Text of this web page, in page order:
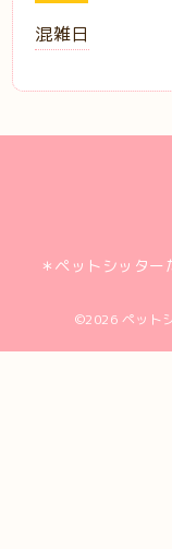
混雑日
＊ペットシッター
©2026 ペット